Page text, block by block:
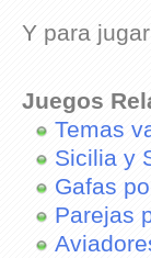
Y para
Juegos
Temas
Sicilia y
Gafas
Parejas